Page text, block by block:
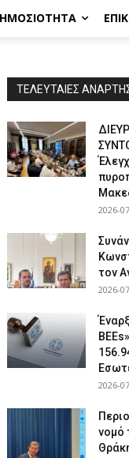
ΤΕΛΕΥΤΑΙΕΣ
2026-
τον
2026-
2026-
νομό